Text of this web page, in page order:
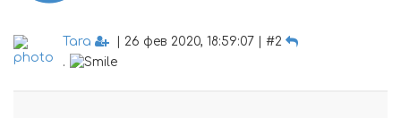
Tara
| 26 фев 2020, 18:59:07 | #2
.